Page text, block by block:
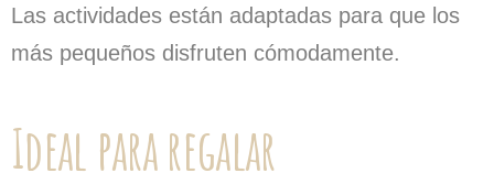
Las actividades están adaptadas para que los
más pequeños disfruten cómodamente.
Ideal para regalar